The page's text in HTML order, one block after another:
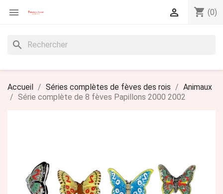
 shopping_cart (0)

search
Accueil Séries complètes de fèves des rois
Animaux
Série complète de 8 fèves Papillons 2000 2002